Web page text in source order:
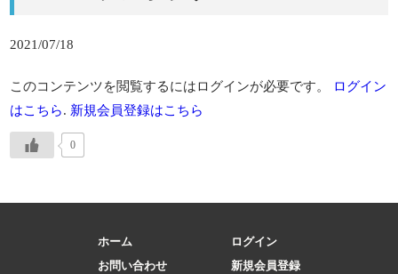
2021/07/18
このコンテンツを閲覧するにはログインが必要です。
ログイン
はこちら. 新規会員登録はこちら
0
ホーム
お問い合わせ
ログイン
新規会員登録